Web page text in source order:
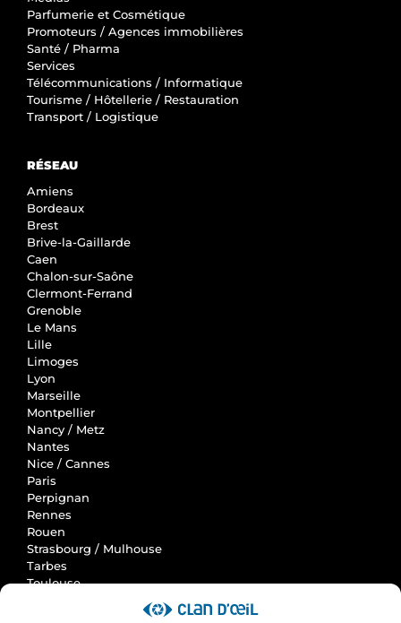
Parfumerie et Cosmétique
Promoteurs / Agences immobilières
Santé / Pharma
Services
Télécommunications / Informatique
Tourisme / Hôtellerie / Restauration
Transport / Logistique
RÉSEAU
Amiens
Bordeaux
Brest
Brive-la-Gaillarde
Caen
Chalon-sur-Saône
Clermont-Ferrand
Grenoble
Le Mans
Lille
Limoges
Lyon
Marseille
Montpellier
Nancy / Metz
Nantes
Nice / Cannes
Paris
Perpignan
Rennes
Rouen
Strasbourg / Mulhouse
Tarbes
Toulouse